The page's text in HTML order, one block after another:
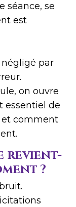
séance, se
est
par
on ouvre
essentiel de
et comment
revient-
?